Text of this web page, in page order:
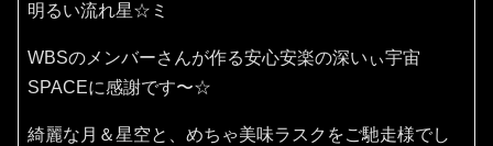
明るい流れ星☆ミ
WBSのメンバーさんが作る安心安楽の深いぃ宇宙
SPACEに感謝です〜☆
綺麗な月＆星空と、めちゃ美味ラスクをご馳走様でし